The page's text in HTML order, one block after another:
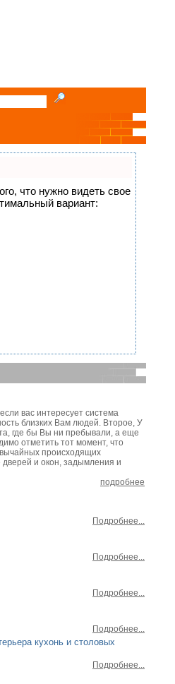
что нужно видеть свое
вариант:
вас интересует система
близких Вам людей. Второе, У
где бы Вы ни пребывали, а еще
отметить тот момент, что
происходящих
дверей и окон, задымления и
подробнее
Подробнее...
Подробнее...
Подробнее...
Подробнее...
кухонь и столовых
Подробнее...